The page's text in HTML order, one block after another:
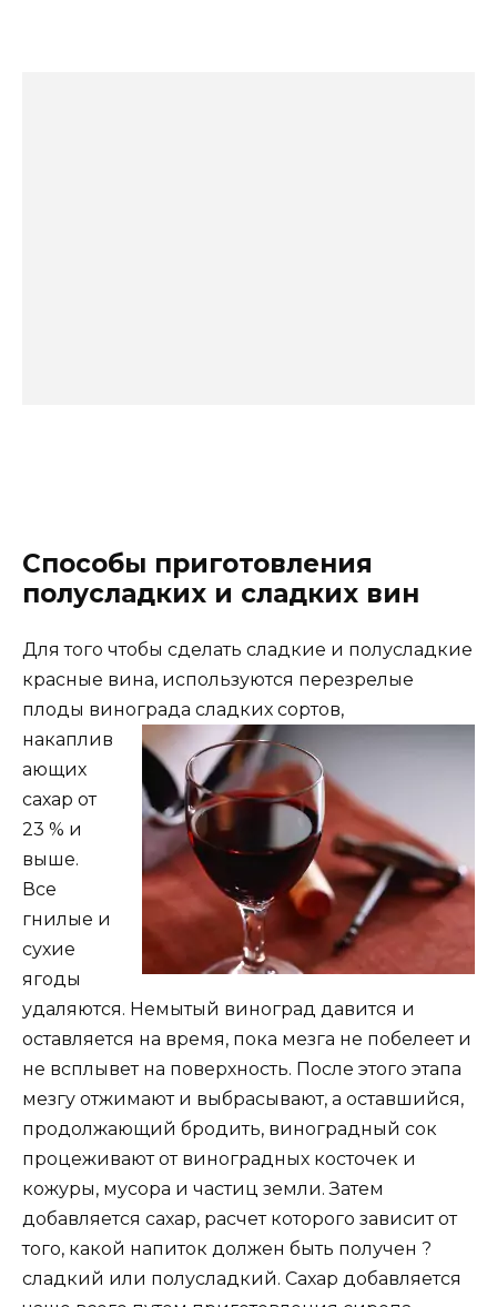
Способы приготовления
полусладких и сладких вин
Для того чтобы сделать сладкие и полусладкие
красные вина, используются перезрелые
плоды винограда сладких сортов,
накаплив
ающих
сахар от
23 % и
выше.
Все
гнилые и
сухие
ягоды
удаляются. Немытый виноград давится и
оставляется на время, пока мезга не побелеет и
не всплывет на поверхность. После этого этапа
мезгу отжимают и выбрасывают, а оставшийся,
продолжающий бродить, виноградный сок
процеживают от виноградных косточек и
кожуры, мусора и частиц земли. Затем
добавляется сахар, расчет которого зависит от
того, какой напиток должен быть получен ?
сладкий или полусладкий. Сахар добавляется